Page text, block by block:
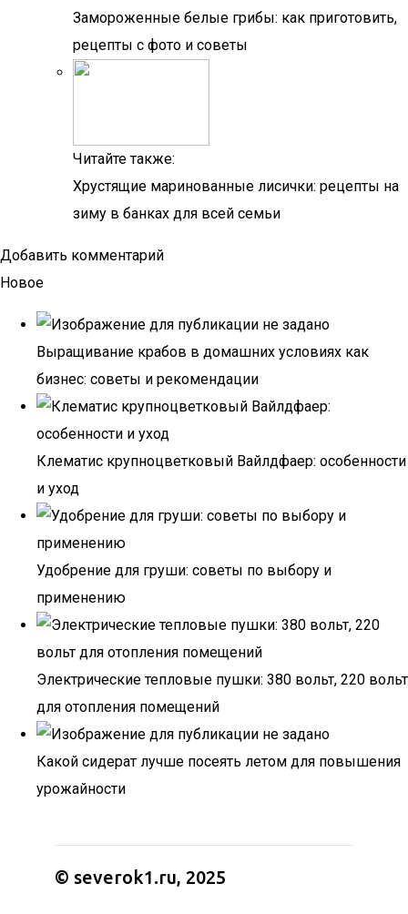
Замороженные белые грибы: как приготовить,
рецепты с фото и советы
Читайте также:
Хрустящие маринованные лисички: рецепты на
зиму в банках для всей семьи
Добавить комментарий
Новое
Выращивание крабов в домашних условиях как
бизнес: советы и рекомендации
Клематис крупноцветковый Вайлдфаер: особенности
и уход
Удобрение для груши: советы по выбору и
применению
Электрические тепловые пушки: 380 вольт, 220 вольт
для отопления помещений
Какой сидерат лучше посеять летом для повышения
урожайности
© severok1.ru, 2025